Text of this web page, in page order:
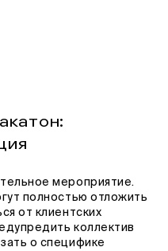
мероприятие.
полностью отложить
от клиентских
коллектив
о специфике